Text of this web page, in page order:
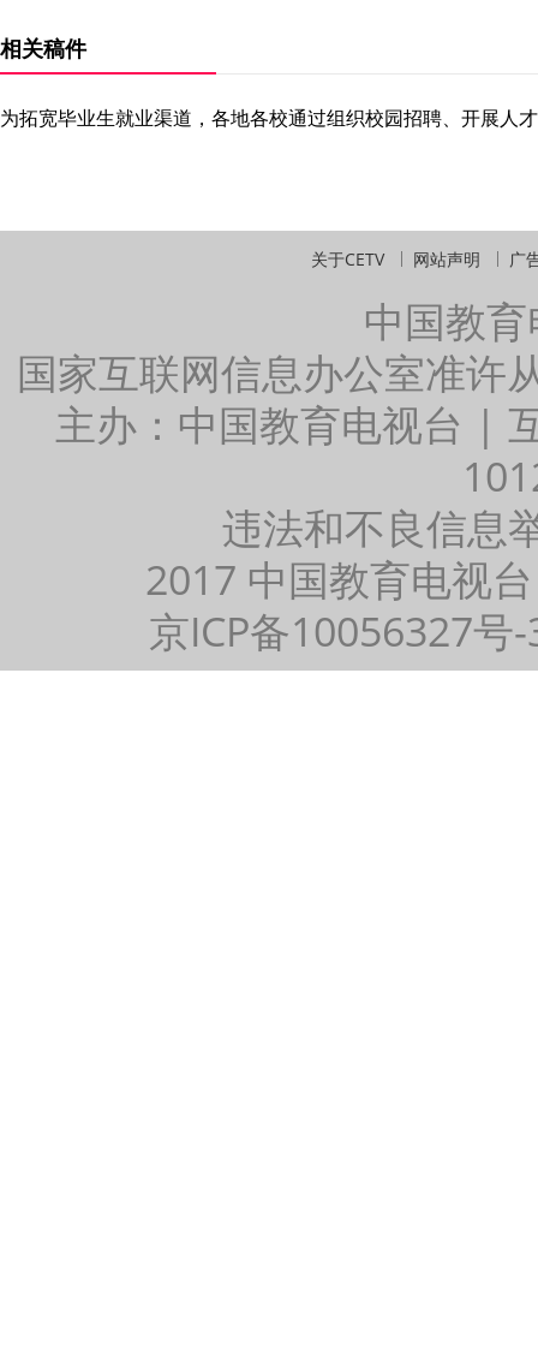
相关稿件
为拓宽毕业生就业渠道，各地各校通过组织校园招聘、开展人
关于CETV 网站声明 广
中国教
国家互联网信息办公室准许
主办：中国教育电视台 |
违法和不良信息
2017 中国教育电视
京ICP备10056327号